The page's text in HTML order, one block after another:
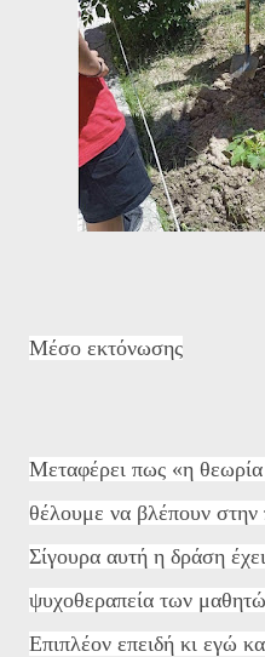
Μέσο εκτόνωσης
Μεταφέρει πως «η θεωρία
θέλουμε να βλέπουν
Σίγουρα αυτή η δράση
ψυχοθεραπεία των
Επιπλέον επειδή κι εγώ